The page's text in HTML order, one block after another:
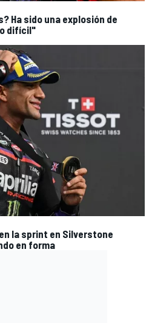
Ha sido una explosión de
difícil"
la sprint en Silverstone
en forma